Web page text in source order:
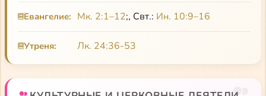
недовольство братии и даже игумена монастыря.
Ксирокеркскую обитель во имя святого мученика
Маманта (Мамаса), где он и был пострижен в
монашество. В 980 г. прп. Симеон был
Евангелие: Мк. 2:1–12;, Свт.: Ин. 10:9–16
Утреня: Лк. 24:36-53